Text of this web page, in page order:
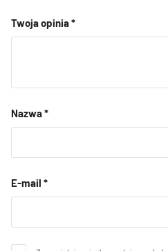
Twoja opinia*
Nazwa*
E-mail *